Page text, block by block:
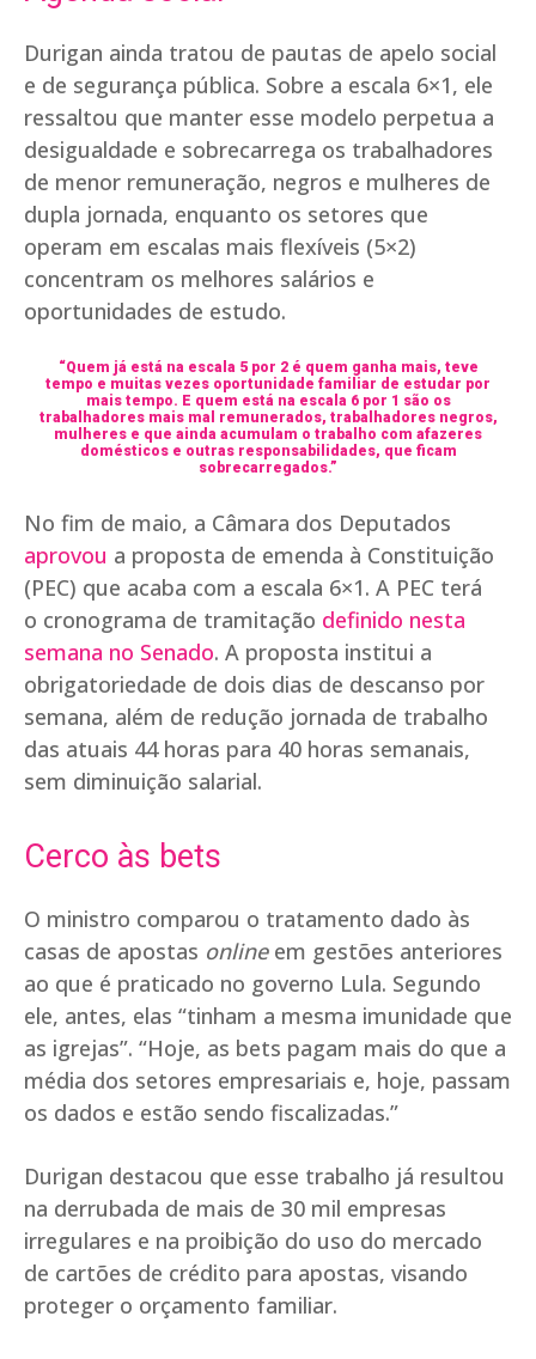
Durigan ainda tratou de pautas de apelo social
e de segurança pública. Sobre a escala 6×1, ele
ressaltou que manter esse modelo perpetua a
desigualdade e sobrecarrega os trabalhadores
de menor remuneração, negros e mulheres de
dupla jornada, enquanto os setores que
operam em escalas mais flexíveis (5×2)
concentram os melhores salários e
oportunidades de estudo.
“Quem já está na escala 5 por 2 é quem ganha mais, teve
tempo e muitas vezes oportunidade familiar de estudar por
mais tempo. E quem está na escala 6 por 1 são os
trabalhadores mais mal remunerados, trabalhadores negros,
mulheres e que ainda acumulam o trabalho com afazeres
domésticos e outras responsabilidades, que ficam
sobrecarregados.”
No fim de maio, a Câmara dos Deputados
aprovou a proposta de emenda à Constituição
(PEC) que acaba com a escala 6×1. A PEC terá
o cronograma de tramitação definido nesta
semana no Senado. A proposta institui a
obrigatoriedade de dois dias de descanso por
semana, além de redução jornada de trabalho
das atuais 44 horas para 40 horas semanais,
sem diminuição salarial.
Cerco às bets
O ministro comparou o tratamento dado às
casas de apostas onlineem gestões anteriores
ao que é praticado no governo Lula. Segundo
ele, antes, elas “tinham a mesma imunidade que
as igrejas”. “Hoje, as bets pagam mais do que a
média dos setores empresariais e, hoje, passam
os dados e estão sendo fiscalizadas.”
Durigan destacou que esse trabalho já resultou
na derrubada de mais de 30 mil empresas
irregulares e na proibição do uso do mercado
de cartões de crédito para apostas, visando
proteger o orçamento familiar.